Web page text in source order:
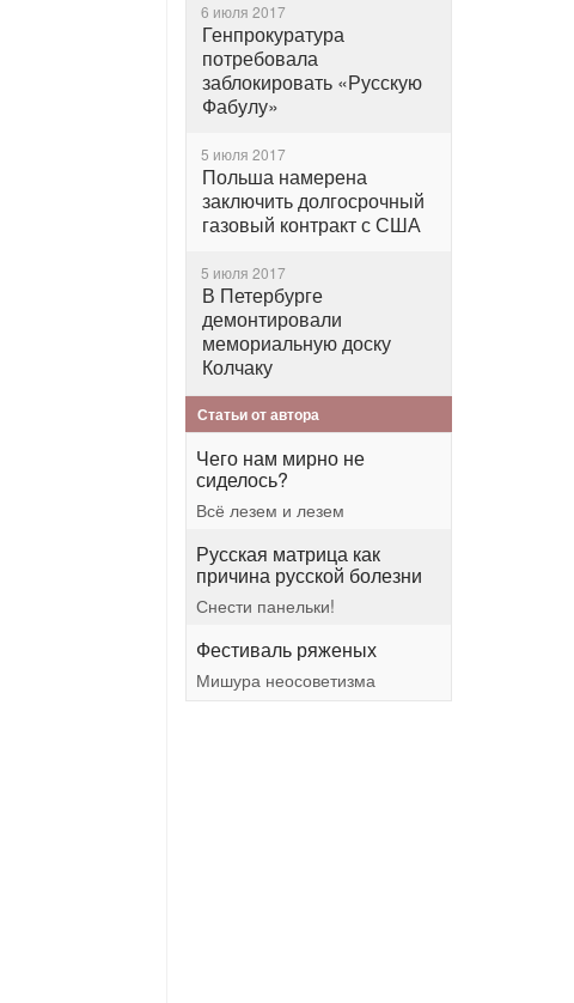
6 июля 2017
Генпрокуратура
потребовала
заблокировать «Русскую
Фабулу»
5 июля 2017
Польша намерена
заключить долгосрочный
газовый контракт с США
5 июля 2017
В Петербурге
демонтировали
мемориальную доску
Колчаку
Статьи от автора
Чего нам мирно не
сиделось?
Всё лезем и лезем
Русская матрица как
причина русской болезни
Снести панельки!
Фестиваль ряженых
Мишура неосоветизма